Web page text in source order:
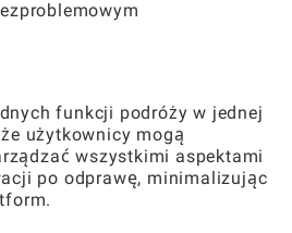
funkcji podróży w jednej
​​użytkownicy mogą
wszystkimi aspektami
po odprawę, minimalizując